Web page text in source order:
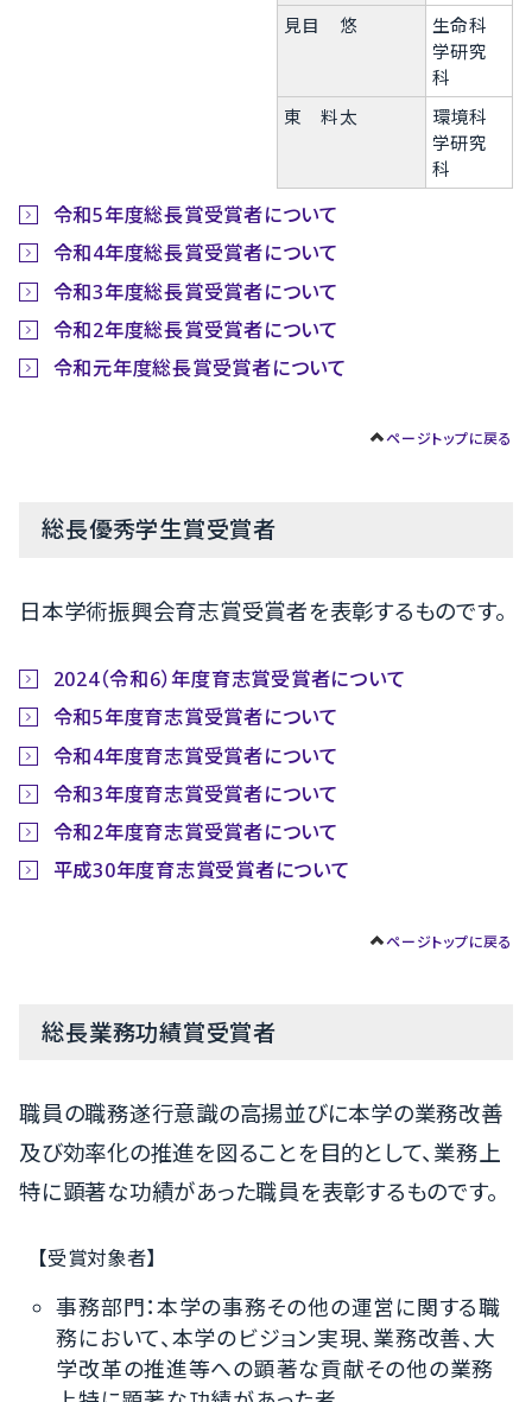
見目 悠
生命科
学研究
科
東 料太
環境科
学研究
科
令和5年度総長賞受賞者について
令和4年度総長賞受賞者について
令和3年度総長賞受賞者について
令和2年度総長賞受賞者について
令和元年度総長賞受賞者について
ページトップに戻る
総長優秀学生賞受賞者
日本学術振興会育志賞受賞者を表彰するものです。
2024（令和6）年度育志賞受賞者について
令和5年度育志賞受賞者について
令和4年度育志賞受賞者について
令和3年度育志賞受賞者について
令和2年度育志賞受賞者について
平成30年度育志賞受賞者について
ページトップに戻る
総長業務功績賞受賞者
職員の職務遂行意識の高揚並びに本学の業務改善
及び効率化の推進を図ることを目的として、業務上
特に顕著な功績があった職員を表彰するものです。
【受賞対象者】
事務部門：本学の事務その他の運営に関する職
務において、本学のビジョン実現、業務改善、大
学改革の推進等への顕著な貢献その他の業務